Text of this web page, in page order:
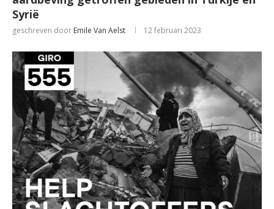
Syrië
geschreven door Emile Van Aelst 12 februari 2023